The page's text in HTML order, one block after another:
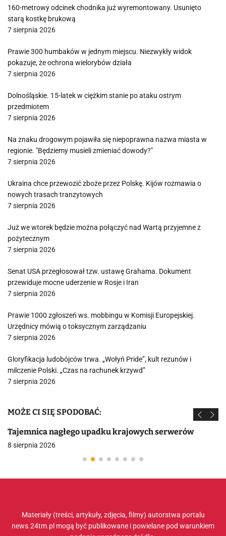
160-metrowy odcinek chodnika już wyremontowany. Usunięto
starą kostkę brukową
7 sierpnia 2026
Prawie 300 humbaków w jednym miejscu. Niezwykły widok
pokazuje, że ochrona wielorybów działa
7 sierpnia 2026
Dolnośląskie. 15-latek w ciężkim stanie po ataku ostrym
przedmiotem
7 sierpnia 2026
Na znaku drogowym pojawiła się niepoprawna nazwa miasta w
regionie. "Będziemy musieli zmieniać dowody?"
7 sierpnia 2026
Ukraina chce przewozić zboże przez Polskę. Kijów rozmawia o
nowych trasach tranzytowych
7 sierpnia 2026
Już we wtorek będzie można połączyć nad Wartą przyjemne z
pożytecznym
7 sierpnia 2026
Senat USA przegłosował tzw. ustawę Grahama. Dokument
przewiduje mocne uderzenie w Rosje i Iran
7 sierpnia 2026
Prawie 1000 zgłoszeń ws. mobbingu w Komisji Europejskiej.
Urzędnicy mówią o toksycznym zarządzaniu
7 sierpnia 2026
Gloryfikacja ludobójców trwa. „Wołyń Pride”, kult rezunów i
milczenie Polski. „Czas na rachunek krzywd”
7 sierpnia 2026
MOŻE CI SIĘ SPODOBAĆ:
Tajemnica nagłego upadku krajowych serwerów
8 sierpnia 2026
Materiały (treści, artykuły, zdjęcia, filmy) autorstwa portalu
news.24tm.pl mogą być publikowane i powielane pod warunkiem